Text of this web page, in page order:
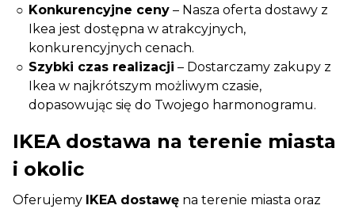
Konkurencyjne ceny – Nasza oferta dostawy z
Ikea jest dostępna w atrakcyjnych,
konkurencyjnych cenach.
Szybki czas realizacji – Dostarczamy zakupy z
Ikea w najkrótszym możliwym czasie,
dopasowując się do Twojego harmonogramu.
IKEA dostawa na terenie miasta
i okolic
Oferujemy IKEA dostawę na terenie miasta oraz